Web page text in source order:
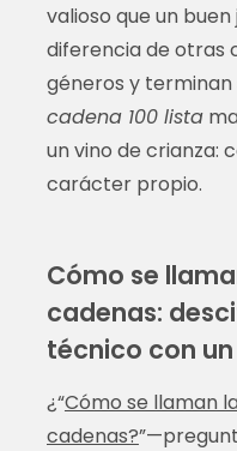
valioso que un
diferencia de otras
géneros y
cadena 100 lista
un vino de crianza:
carácter propio.
Cómo se
cadenas:
técnico con
¿“Cómo se llaman
cadenas?